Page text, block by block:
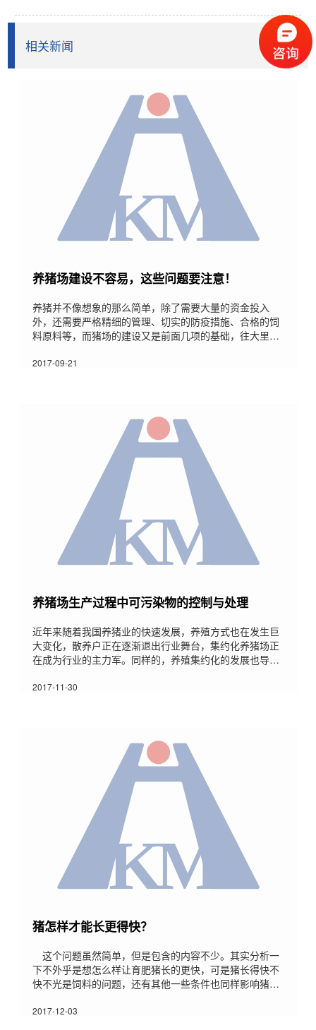
相关新闻
养猪场建设不容易，这些问题要注意！
养猪并不像想象的那么简单，除了需要大量的资金投入
外，还需要严格精细的管理、切实的防疫措施、合格的饲
料原料等，而猪场的建设又是前面几项的基础，往大里
猪的经济效益。本文简单介绍猪场建设存在的问题与解决
最需要的地方。(2)要符合生物安全的规定，有利于疾病的
2017-09-21
养猪场生产过程中可污染物的控制与处理
近年来随着我国养猪业的快速发展，养殖方式也在发生巨
大变化，散养户正在逐渐退出行业舞台，集约化养猪场正
在成为行业的主力军。同样的，养殖集约化的发展也导致
明，每头成年猪平均日排放粪尿约为6kg，一个年出栏万
多猪场(许多区域的所有猪场)均面临着生存危机。如果不
2017-11-30
猪怎样才能长更得快？
这个问题虽然简单，但是包含的内容不少。其实分析一
下不外乎是想怎么样让育肥猪长的更快，可是猪长得快不
快不光是饲料的问题，还有其他一些条件也同样影响猪的
息好!猪想不长快都难。1、品种好：就是要饲养生长速度
2017-12-03